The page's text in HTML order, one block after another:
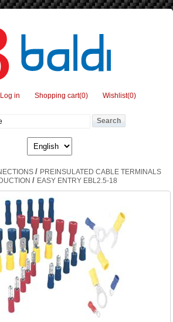
Log in Shopping cart(0) Wishlist(0)
/ PREINSULATED CABLE TERMINALS
/ EASY ENTRY EBL2.5-18